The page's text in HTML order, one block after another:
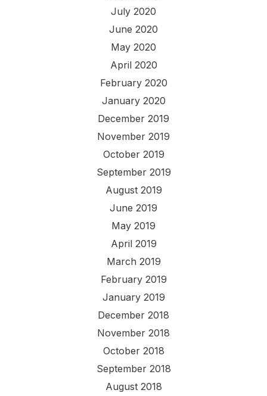
July 2020
June 2020
May 2020
April 2020
February 2020
January 2020
December 2019
November 2019
October 2019
September 2019
August 2019
June 2019
May 2019
April 2019
March 2019
February 2019
January 2019
December 2018
November 2018
October 2018
September 2018
August 2018